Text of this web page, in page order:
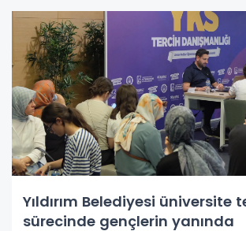
Yıldırım Belediyesi üniversite
sürecinde gençlerin yanında